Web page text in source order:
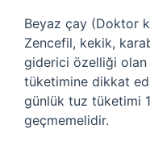
Beyaz çay (Doktor
Zencefil, kekik,
giderici özelliği olan
tüketimine dikkat
günlük tuz tüketimi 1
geçmemelidir.